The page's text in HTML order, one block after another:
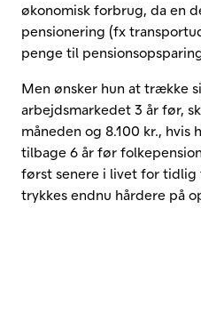
økonomisk forbrug, da en
pensionering (fx
penge til
Men ønsker hun at trække
arbejdsmarkedet 3 år før,
måneden og 8.100 kr., hvis
tilbage 6 år før
først senere i livet for
trykkes endnu hårdere på